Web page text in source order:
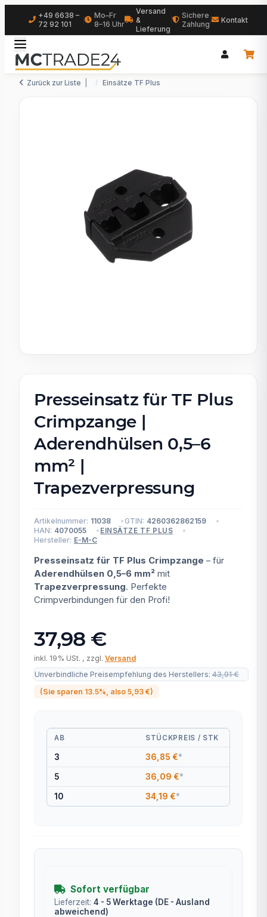
+49 6638 –
72 92 101
Mo–Fr
8–16 Uhr
Versand
&
Lieferung
Sichere
Zahlung
Kontakt
Zurück zur Liste Einsätze TF Plus
Presseinsatz für TF Plus
Crimpzange |
Aderendhülsen 0,5–6
mm² |
Trapezverpressung
Artikelnummer: 11038 GTIN: 4260362862159
HAN: 4070055 EINSÄTZE TF PLUS
Hersteller: E-M-C
Presseinsatz für TF Plus Crimpzange – für
Aderendhülsen 0,5–6 mm² mit
Trapezverpressung. Perfekte
Crimpverbindungen für den Profi!
37,98 €
inkl. 19% USt. , zzgl. Versand
Unverbindliche Preisempfehlung des Herstellers: 43,91 €
(Sie sparen 13.5% , also 5,93 €)
AB STÜCKPREIS / STK
3 36,85 €*
5 36,09 €*
10 34,19 €*
Sofort verfügbar
Lieferzeit: 4 - 5 Werktage (DE - Ausland
abweichend)